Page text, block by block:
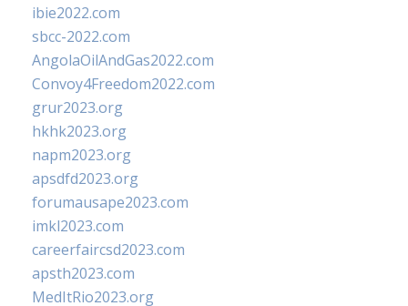
ibie2022.com
sbcc-2022.com
AngolaOilAndGas2022.com
Convoy4Freedom2022.com
grur2023.org
hkhk2023.org
napm2023.org
apsdfd2023.org
forumausape2023.com
imkl2023.com
careerfaircsd2023.com
apsth2023.com
MedItRio2023.org